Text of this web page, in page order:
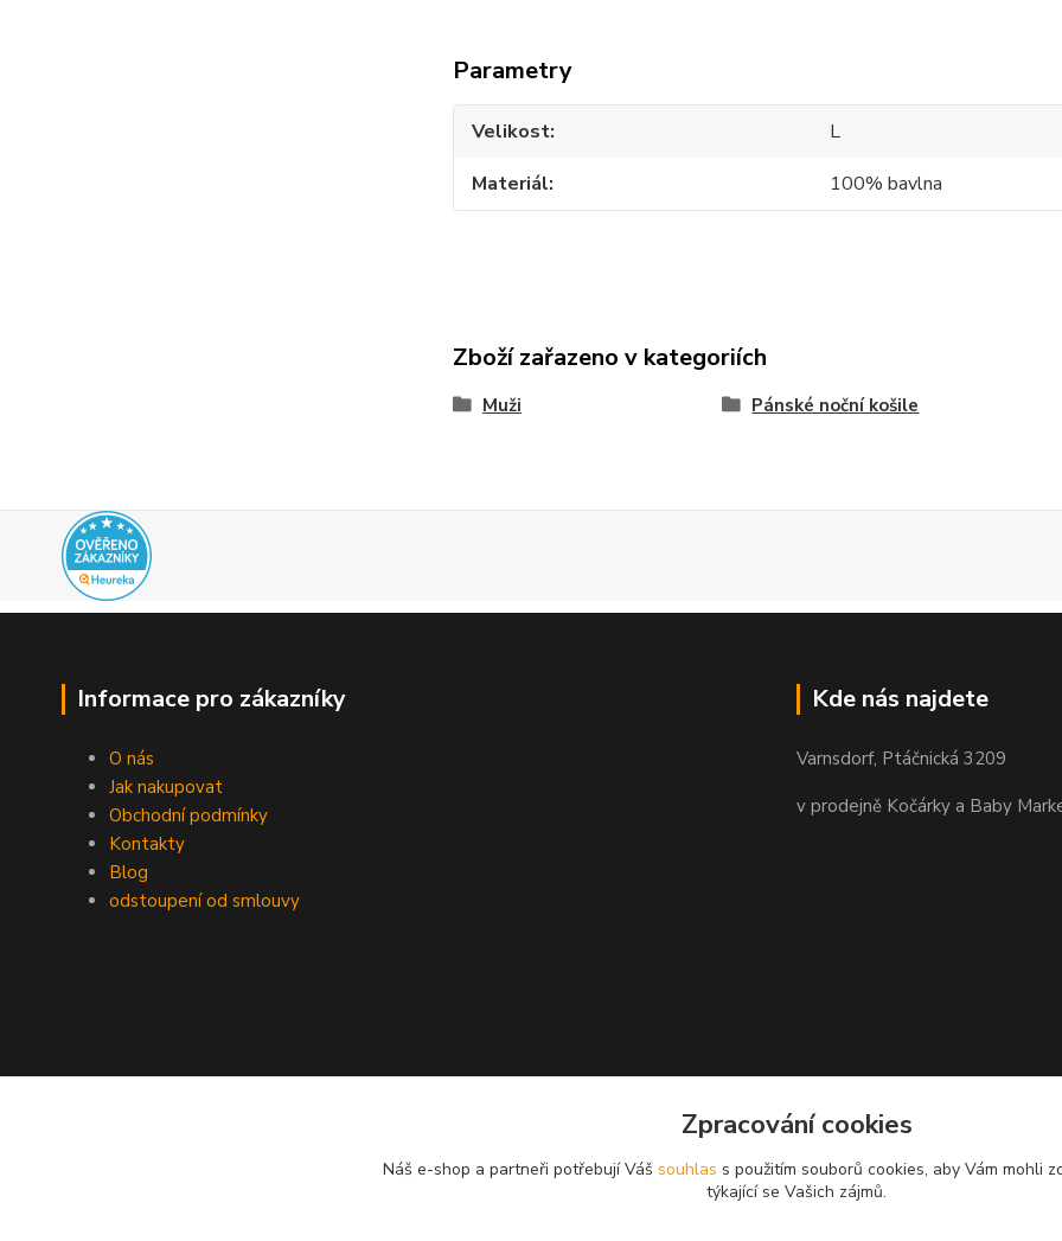
Parametry
Velikost
L
Materiál
100% bavlna
Zboží zařazeno v kategoriích
Muži Pánské noční košile
Informace pro zákazníky
O nás
Jak nakupovat
Obchodní podmínky
Kontakty
Blog
odstoupení od smlouvy
Kde nás najdete
Varnsdorf, Ptáčnická 3209
v prodejně Kočárky a Baby
Zpracování cookies
Náš e-shop a partneři potřebují Váš souhlas s použitím souborů cookies, aby Vám mohli
týkající se Vašich zájmů.